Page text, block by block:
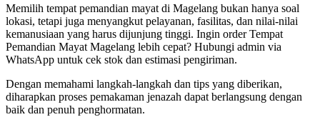
Memilih tempat pemandian mayat di Magelang bukan hanya soal
lokasi, tetapi juga menyangkut pelayanan, fasilitas, dan nilai-nilai
kemanusiaan yang harus dijunjung tinggi. Ingin order Tempat
Pemandian Mayat Magelang lebih cepat? Hubungi admin via
WhatsApp untuk cek stok dan estimasi pengiriman.
Dengan memahami langkah-langkah dan tips yang diberikan,
diharapkan proses pemakaman jenazah dapat berlangsung dengan
baik dan penuh penghormatan.